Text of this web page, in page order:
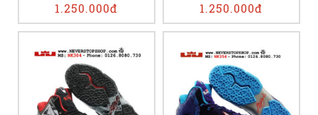
1.250.000đ 1.250.000đ